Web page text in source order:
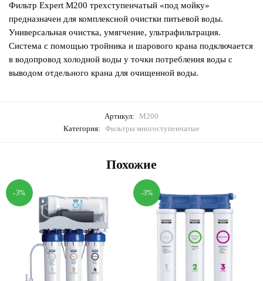
Фильтр Expert М200 трехступенчатый «под мойку»
предназначен для комплексной очистки питьевой воды.
Универсальная очистка, умягчение, ультрафильтрация.
Система с помощью тройника и шарового крана подключается
в водопровод холодной воды у точки потребления воды с
выводом отдельного крана для очищенной воды.
Артикул: М200
Категория: Фильтры многоступенчатые
Похожие
-3% -3%